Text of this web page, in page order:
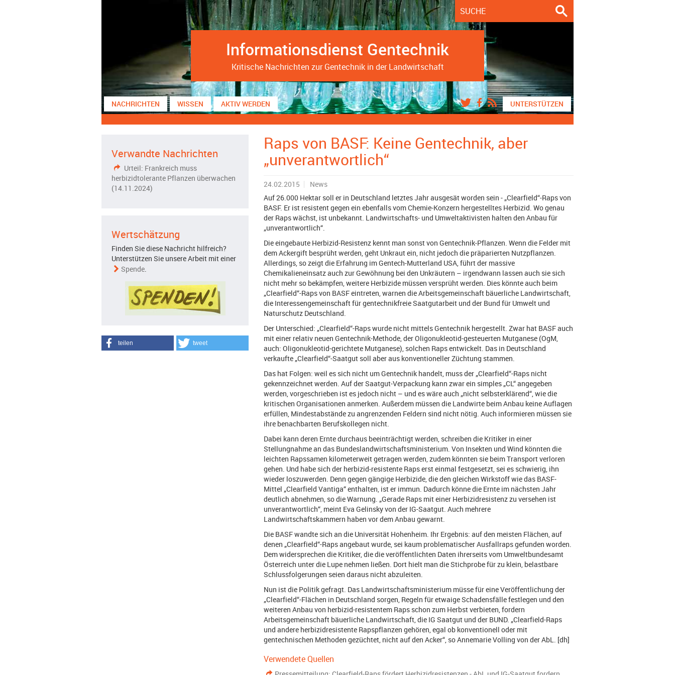
Informationsdienst Gentechnik
Kritische Nachrichten zur Gentechnik in der Landwirtschaft
NACHRICHTEN WISSEN AKTIV WERDEN UNTERSTÜTZEN
Verwandte Nachrichten
Urteil: Frankreich muss
herbizidtolerante Pflanzen überwachen
(14.11.2024)
Wertschätzung
Finden Sie diese Nachricht hilfreich?
Unterstützen Sie unsere Arbeit mit einer
Spende.
teilen tweet
Raps von BASF: Keine Gentechnik, aber
„unverantwortlich“
24.02.2015
News
Auf 26.000 Hektar soll er in Deutschland letztes Jahr ausgesät worden sein - „Clearfield“-Raps von
BASF. Er ist resistent gegen ein ebenfalls vom Chemie-Konzern hergestelltes Herbizid. Wo genau
der Raps wächst, ist unbekannt. Landwirtschafts- und Umweltaktivisten halten den Anbau für
„unverantwortlich“.
Die eingebaute Herbizid-Resistenz kennt man sonst von Gentechnik-Pflanzen. Wenn die Felder mit
dem Ackergift besprüht werden, geht Unkraut ein, nicht jedoch die präparierten Nutzpflanzen.
Allerdings, so zeigt die Erfahrung im Gentech-Mutterland USA, führt der massive
Chemikalieneinsatz auch zur Gewöhnung bei den Unkräutern – irgendwann lassen auch sie sich
nicht mehr so bekämpfen, weitere Herbizide müssen versprüht werden. Dies könnte auch beim
„Clearfield“-Raps von BASF eintreten, warnen die Arbeitsgemeinschaft bäuerliche Landwirtschaft,
die Interessengemeinschaft für gentechnikfreie Saatgutarbeit und der Bund für Umwelt und
Naturschutz Deutschland.
Der Unterschied: „Clearfield“-Raps wurde nicht mittels Gentechnik hergestellt. Zwar hat BASF auch
mit einer relativ neuen Gentechnik-Methode, der Oligonukleotid-gesteuerten Mutganese (OgM,
auch: Oligonukleotid-gerichtete Mutganese), solchen Raps entwickelt. Das in Deutschland
verkaufte „Clearfield“-Saatgut soll aber aus konventioneller Züchtung stammen.
Das hat Folgen: weil es sich nicht um Gentechnik handelt, muss der „Clearfield“-Raps nicht
gekennzeichnet werden. Auf der Saatgut-Verpackung kann zwar ein simples „CL“ angegeben
werden, vorgeschrieben ist es jedoch nicht – und es wäre auch „nicht selbsterklärend“, wie die
kritischen Organisationen anmerken. Außerdem müssen die Landwirte beim Anbau keine Auflagen
erfüllen, Mindestabstände zu angrenzenden Feldern sind nicht nötig. Auch informieren müssen sie
ihre benachbarten Berufskollegen nicht.
Dabei kann deren Ernte durchaus beeinträchtigt werden, schreiben die Kritiker in einer
Stellungnahme an das Bundeslandwirtschaftsministerium. Von Insekten und Wind könnten die
leichten Rapssamen kilometerweit getragen werden, zudem könnten sie beim Transport verloren
gehen. Und habe sich der herbizid-resistente Raps erst einmal festgesetzt, sei es schwierig, ihn
wieder loszuwerden. Denn gegen gängige Herbizide, die den gleichen Wirkstoff wie das BASF-
Mittel „Clearfield Vantiga“ enthalten, ist er immun. Dadurch könne die Ernte im nächsten Jahr
deutlich abnehmen, so die Warnung. „Gerade Raps mit einer Herbizidresistenz zu versehen ist
unverantwortlich“, meint Eva Gelinsky von der IG-Saatgut. Auch mehrere
Landwirtschaftskammern haben vor dem Anbau gewarnt.
Die BASF wandte sich an die Universität Hohenheim. Ihr Ergebnis: auf den meisten Flächen, auf
denen „Clearfield“-Raps angebaut wurde, sei kaum problematischer Ausfallraps gefunden worden.
Dem widersprechen die Kritiker, die die veröffentlichten Daten ihrerseits vom Umweltbundesamt
Österreich unter die Lupe nehmen ließen. Dort hielt man die Stichprobe für zu klein, belastbare
Schlussfolgerungen seien daraus nicht abzuleiten.
Nun ist die Politik gefragt. Das Landwirtschaftsministerium müsse für eine Veröffentlichung der
„Clearfield“-Flächen in Deutschland sorgen, Regeln für etwaige Schadensfälle festlegen und den
weiteren Anbau von herbizid-resistentem Raps schon zum Herbst verbieten, fordern
Arbeitsgemeinschaft bäuerliche Landwirtschaft, die IG Saatgut und der BUND. „Clearfield-Raps
und andere herbizidresistente Rapspflanzen gehören, egal ob konventionell oder mit
gentechnischen Methoden gezüchtet, nicht auf den Acker“, so Annemarie Volling von der AbL. [dh]
Verwendete Quellen